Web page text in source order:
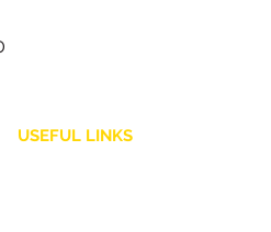
USEFUL LINKS